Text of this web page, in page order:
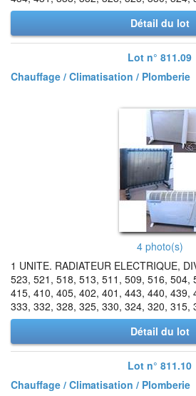
Détail du lot
Lot n° 811.09
Chauffage / Climatisation / Plomberie
4 photo(s)
1 UNITE. RADIATEUR ELECTRIQUE,
523, 521, 518, 513, 511, 509, 516, 504,
415, 410, 405, 402, 401, 443, 440, 439,
333, 332, 328, 325, 330, 324, 320, 315,
Détail du lot
Lot n° 811.10
Chauffage / Climatisation / Plomberie